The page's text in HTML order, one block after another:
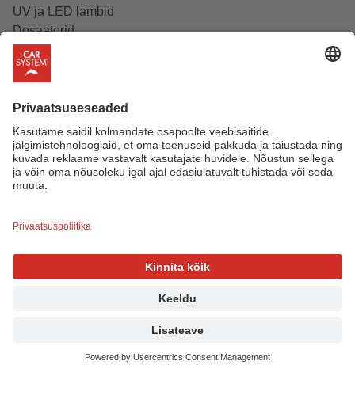
UV ja LED lambid
Dosaatorid
Mastiksi- ja liimipüstolid
Tarvikud
Meie tooted
silmas pidades profitöökodade igapäevaseid vajadusi.
Meie Carsystemis hindame kõrgelt sinu arvamust ja
võtame seda arvesse oma uute toodete ja lahenduste